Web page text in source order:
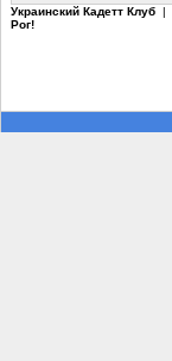
Украинский Кадетт Клуб |
Рог!